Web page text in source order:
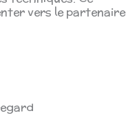
vers le partenaire